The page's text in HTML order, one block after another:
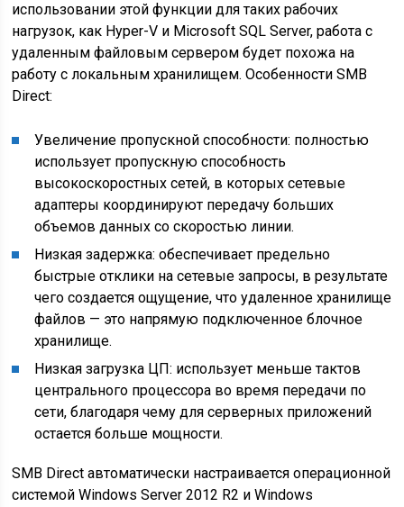
использовании этой функции для таких рабочих
нагрузок, как Hyper-V и Microsoft SQL Server, работа с
удаленным файловым сервером будет похожа на
работу с локальным хранилищем. Особенности SMB
Direct:
Увеличение пропускной способности: полностью
использует пропускную способность
высокоскоростных сетей, в которых сетевые
адаптеры координируют передачу больших
объемов данных со скоростью линии.
Низкая задержка: обеспечивает предельно
быстрые отклики на сетевые запросы, в результате
чего создается ощущение, что удаленное хранилище
файлов — это напрямую подключенное блочное
хранилище.
Низкая загрузка ЦП: использует меньше тактов
центрального процессора во время передачи по
сети, благодаря чему для серверных приложений
остается больше мощности.
SMB Direct автоматически настраивается операционной
системой Windows Server 2012 R2 и Windows